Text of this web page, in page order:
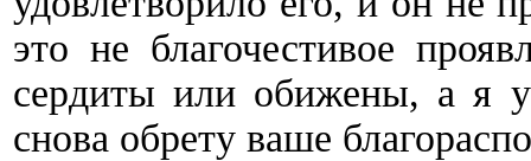
это не благочестивое
сердиты или обижены, а я
снова обрету ваше